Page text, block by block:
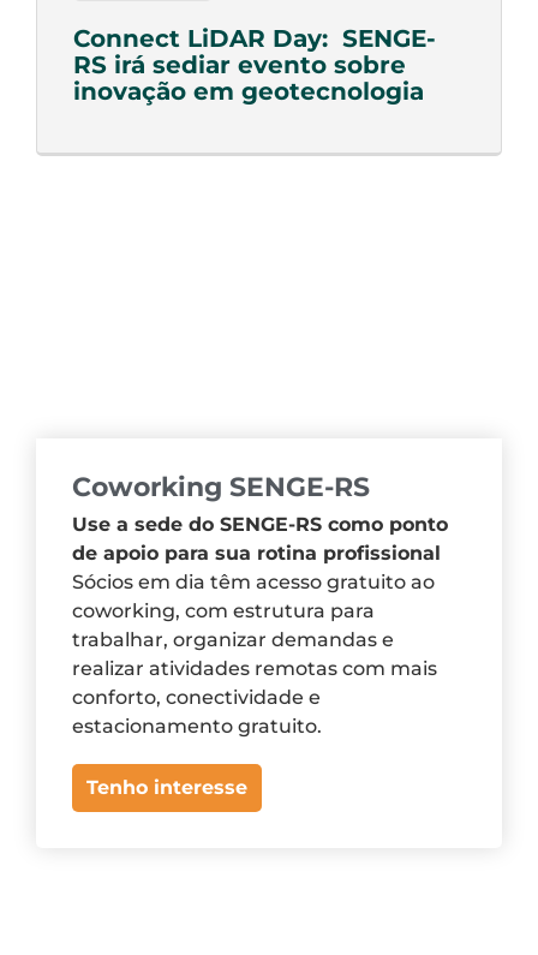
Connect LiDAR Day: SENGE-
RS irá sediar evento sobre
inovação em geotecnologia
Coworking SENGE-RS
Use a sede do SENGE-RS como ponto
de apoio para sua rotina profissional
Sócios em dia têm acesso gratuito ao
coworking, com estrutura para
trabalhar, organizar demandas e
realizar atividades remotas com mais
conforto, conectividade e
estacionamento gratuito.
Tenho interesse